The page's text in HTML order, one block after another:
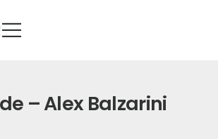
– Alex Balzarini